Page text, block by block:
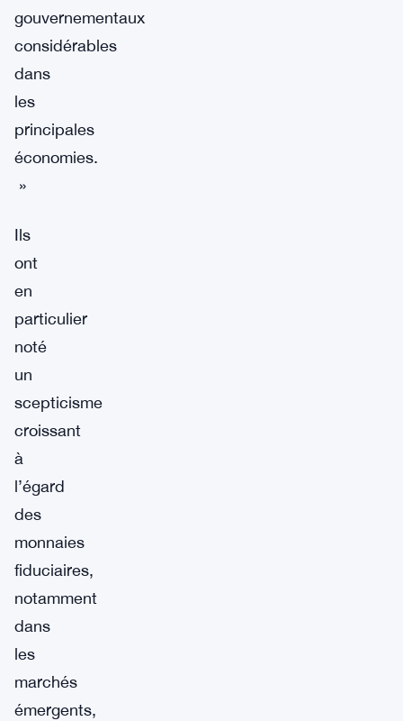
gouvernementaux
considérables
dans
les
principales
économies.
»
Ils
ont
en
particulier
noté
un
scepticisme
croissant
à
l’égard
des
monnaies
fiduciaires,
notamment
dans
les
marchés
émergents,